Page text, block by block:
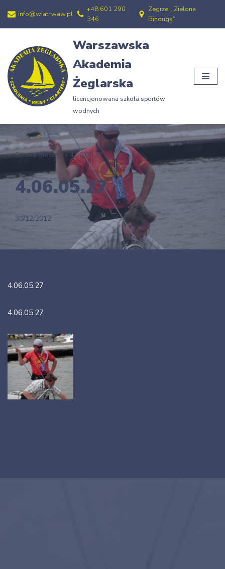
Przejdź
treści
info@wiatr.waw.pl
+48 601 290
346
Zegrze, „Zielona
Binduga”
Warszawska
Akademia
Żeglarska
licencjonowana szkoła sportów
wodnych
Strona główna»4.06.05.27
4.06.05.27
30/12/2012
4.06.05.27
4.06.05.27